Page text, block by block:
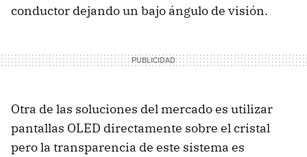
conductor dejando un bajo ángulo de visión.
Otra de las soluciones del mercado es utilizar
pantallas OLED directamente sobre el cristal
pero la transparencia de este sistema es